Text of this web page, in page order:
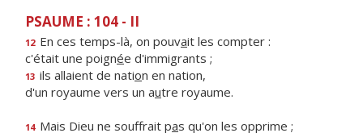
PSAUME : 104 - II
12 En ces temps-là, on pouvait les compter :
c'était une poignée d'immigrants ;
13 ils allaient de nation en nation,
d'un royaume vers un autre royaume.
14 Mais Dieu ne souffrait pas qu'on les opprime ;